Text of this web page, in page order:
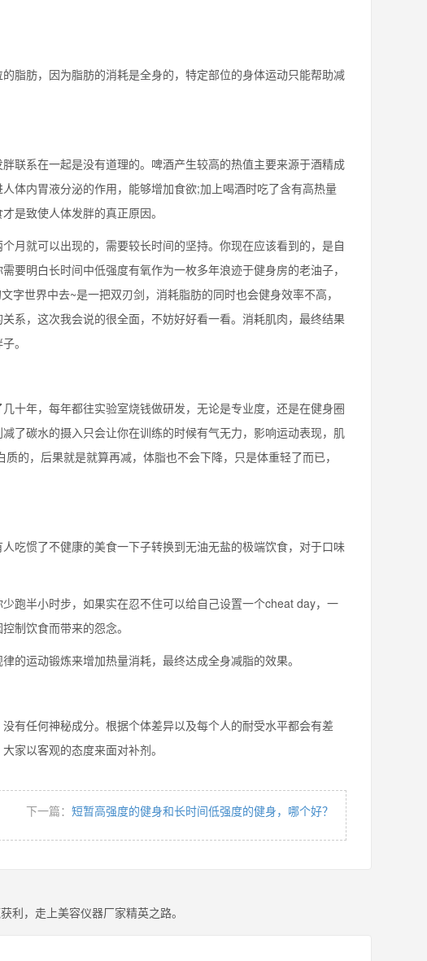
肪，因为脂肪的消耗是全身的，特定部位的身体运动只能帮助减
系在一起是没有道理的。啤酒产生较高的热值主要来源于酒精成
体内胃液分泌的作用，能够增加食欲;加上喝酒时吃了含有高热量
是致使人体发胖的真正原因。
就可以出现的，需要较长时间的坚持。你现在应该看到的，是自
要明白长时间中低强度有氧作为一枚多年浪迹于健身房的老油子，
字世界中去~是一把双刃剑，消耗脂肪的同时也会健身效率不高，
系，这次我会说的很全面，不妨好好看一看。消耗肌肉，最终结果
。
年，每年都往实验室烧钱做研发，无论是专业度，还是在健身圈
了碳水的摄入只会让你在训练的时候有气无力，影响运动表现，肌
的，后果就是就算再减，体脂也不会下降，只是体重轻了而已，
惯了不健康的美食一下子转换到无油无盐的极端饮食，对于口味
半小时步，如果实在忍不住可以给自己设置一个cheat day，一
制饮食而带来的怨念。
运动锻炼来增加热量消耗，最终达成全身减脂的效果。
任何神秘成分。根据个体差异以及每个人的耐受水平都会有差
家以客观的态度来面对补剂。
下一篇： 短暂高强度的健身和长时间低强度的健身，哪个好？
利，走上美容仪器厂家精英之路。